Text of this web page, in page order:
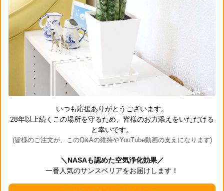
いつも応援ありがとうございます。
28年以上続くこの場所を守るため、皆様のお力添えをいただける
と幸いです。
(皆様のご注文が、このQ&Aの維持やYouTube動画の支えになります)
＼NASAも認めた空気浄化効果／
一番人気のサンスベリアをお届けします！